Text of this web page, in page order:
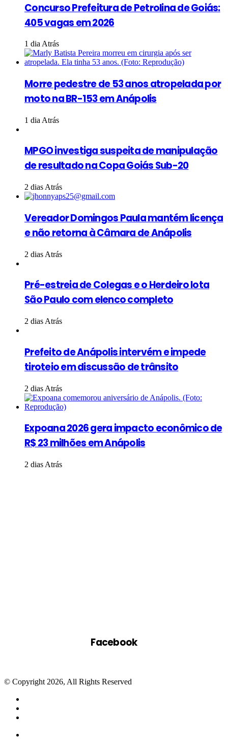
Concurso Prefeitura de Petrolina de Goiás:
405 vagas em 2026
1 dia Atrás
Morre pedestre de 53 anos atropelada por
moto na BR-153 em Anápolis
1 dia Atrás
MPGO investiga suspeita de manipulação
de resultado na Copa Goiás Sub-20
2 dias Atrás
Vereador Domingos Paula mantém licença
e não retorna à Câmara de Anápolis
2 dias Atrás
Pré-estreia de Colegas e o Herdeiro lota
São Paulo com elenco completo
2 dias Atrás
Prefeito de Anápolis intervém e impede
tiroteio em discussão de trânsito
2 dias Atrás
Expoana 2026 gera impacto econômico de
R$ 23 milhões em Anápolis
2 dias Atrás
Facebook
© Copyright 2026, All Rights Reserved
Facebook
Twitter
WhatsApp
Telegram
Close